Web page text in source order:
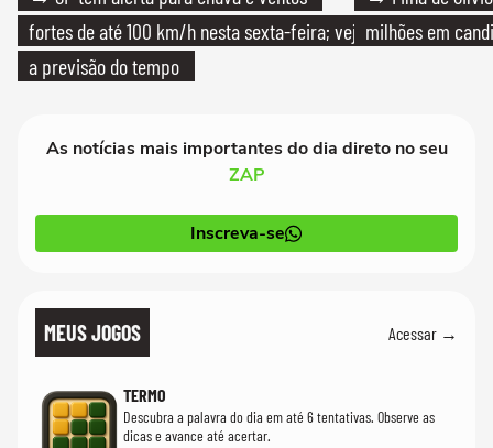
fortes de até 100 km/h nesta sexta-feira; veja
a previsão do tempo
milhões em
As notícias mais importantes do dia direto no seu
ZAP
Inscreva-se
MEUS JOGOS Acessar →
TERMO
Descubra a palavra do dia em até 6 tentativas. Observe as
dicas e avance até acertar.